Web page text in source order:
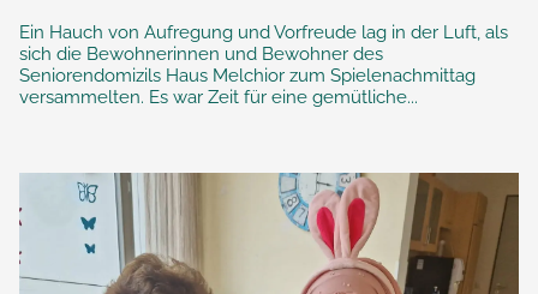
Ein Hauch von Aufregung und Vorfreude lag in der Luft, als
sich die Bewohnerinnen und Bewohner des
Seniorendomizils Haus Melchior zum Spielenachmittag
versammelten. Es war Zeit für eine gemütliche...